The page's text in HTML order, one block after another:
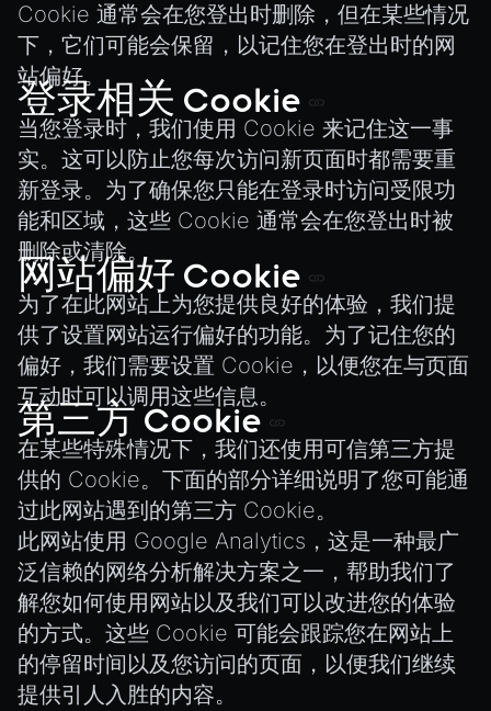
Cookie 通常会在您登出时删除，但在某些情况
下，它们可能会保留，以记住您在登出时的网
站偏好。
登录相关 Cookie
当您登录时，我们使用 Cookie 来记住这一事
实。这可以防止您每次访问新页面时都需要重
新登录。为了确保您只能在登录时访问受限功
能和区域，这些 Cookie 通常会在您登出时被
删除或清除。
网站偏好 Cookie
为了在此网站上为您提供良好的体验，我们提
供了设置网站运行偏好的功能。为了记住您的
偏好，我们需要设置 Cookie，以便您在与页面
互动时可以调用这些信息。
第三方 Cookie
在某些特殊情况下，我们还使用可信第三方提
供的 Cookie。下面的部分详细说明了您可能通
过此网站遇到的第三方 Cookie。
此网站使用 Google Analytics，这是一种最广
泛信赖的网络分析解决方案之一，帮助我们了
解您如何使用网站以及我们可以改进您的体验
的方式。这些 Cookie 可能会跟踪您在网站上
的停留时间以及您访问的页面，以便我们继续
提供引人入胜的内容。
BitSet
CBORReader
DefaultPropertyCloner
Emitter
GLTFExtensions
Interfaces
Logger
math
RetainEmitter
XRSessionState